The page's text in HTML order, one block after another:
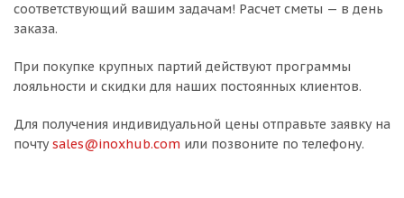
соответствующий вашим задачам! Расчет сметы — в день
заказа.
При покупке крупных партий действуют программы
лояльности и скидки для наших постоянных клиентов.
Для получения индивидуальной цены отправьте заявку на
почтуsales@inoxhub.com или позвоните по телефону.